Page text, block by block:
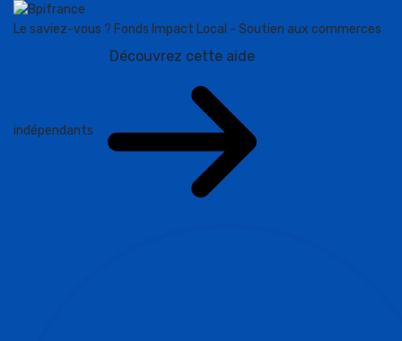
Le saviez-vous ? Fonds Impact Local - Soutien aux commerces
indépendants
Découvrez cette aide